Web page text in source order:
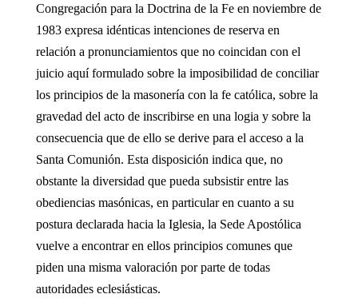
Congregación para la Doctrina de la Fe en noviembre de
1983 expresa idénticas intenciones de reserva en
relación a pronunciamientos que no coincidan con el
juicio aquí formulado sobre la imposibilidad de conciliar
los principios de la masonería con la fe católica, sobre la
gravedad del acto de inscribirse en una logia y sobre la
consecuencia que de ello se derive para el acceso a la
Santa Comunión. Esta disposición indica que, no
obstante la diversidad que pueda subsistir entre las
obediencias masónicas, en particular en cuanto a su
postura declarada hacia la Iglesia, la Sede Apostólica
vuelve a encontrar en ellos principios comunes que
piden una misma valoración por parte de todas
autoridades eclesiásticas.